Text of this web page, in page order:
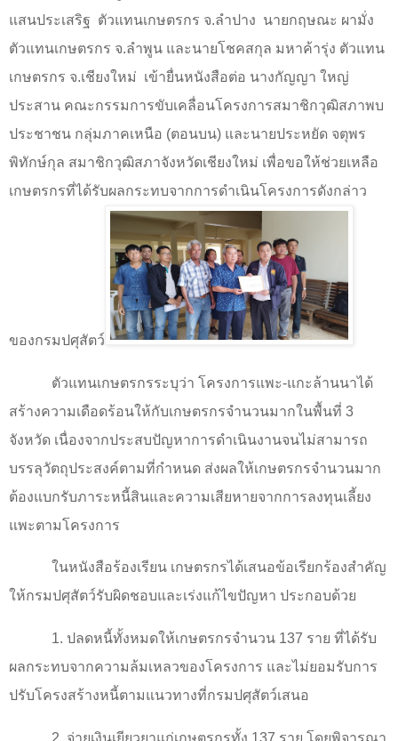
แสนประเสริฐ ตัวแทนเกษตรกร จ.ลำปาง นายกฤษณะ ผามั่ง
ตัวแทนเกษตรกร จ.ลำพูน และนายโชคสกุล มหาค้ารุ่ง ตัวแทน
เกษตรกร จ.เชียงใหม่ เข้ายื่นหนังสือต่อ นางกัญญา ใหญ่
ประสาน คณะกรรมการขับเคลื่อนโครงการสมาชิกวุฒิสภาพบ
ประชาชน กลุ่มภาคเหนือ (ตอนบน) และนายประหยัด จตุพร
พิทักษ์กุล สมาชิกวุฒิสภาจังหวัดเชียงใหม่ เพื่อขอให้ช่วยเหลือ
เกษตรกรที่ได้รับผลกระทบจากการดำเนินโครงการดังกล่าว
ของกรมปศุสัตว์
ตัวแทนเกษตรกรระบุว่า โครงการแพะ-แกะล้านนาได้
สร้างความเดือดร้อนให้กับเกษตรกรจำนวนมากในพื้นที่ 3
จังหวัด เนื่องจากประสบปัญหาการดำเนินงานจนไม่สามารถ
บรรลุวัตถุประสงค์ตามที่กำหนด ส่งผลให้เกษตรกรจำนวนมาก
ต้องแบกรับภาระหนี้สินและความเสียหายจากการลงทุนเลี้ยง
แพะตามโครงการ
ในหนังสือร้องเรียน เกษตรกรได้เสนอข้อเรียกร้องสำคัญ
ให้กรมปศุสัตว์รับผิดชอบและเร่งแก้ไขปัญหา ประกอบด้วย
1. ปลดหนี้ทั้งหมดให้เกษตรกรจำนวน 137 ราย ที่ได้รับ
ผลกระทบจากความล้มเหลวของโครงการ และไม่ยอมรับการ
ปรับโครงสร้างหนี้ตามแนวทางที่กรมปศุสัตว์เสนอ
2. จ่ายเงินเยียวยาแก่เกษตรกรทั้ง 137 ราย โดยพิจารณา